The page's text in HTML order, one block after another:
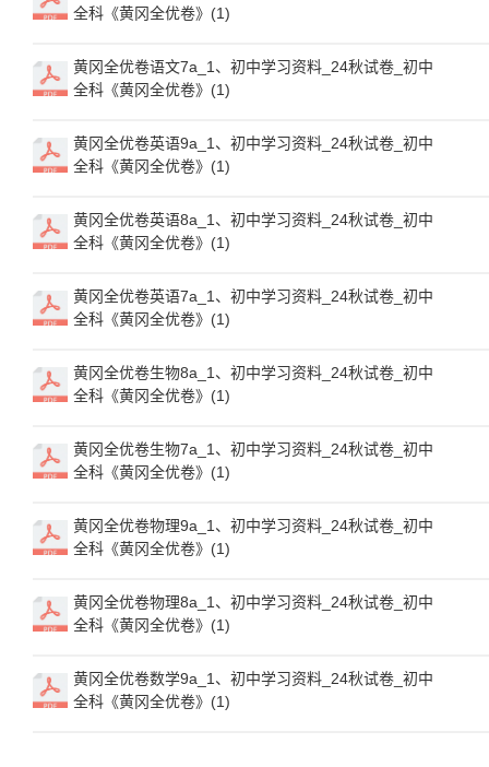
全科《黄冈全优卷》(1)
黄冈全优卷语文7a_1、初中学习资料_24秋试卷_初中
全科《黄冈全优卷》(1)
黄冈全优卷英语9a_1、初中学习资料_24秋试卷_初中
全科《黄冈全优卷》(1)
黄冈全优卷英语8a_1、初中学习资料_24秋试卷_初中
全科《黄冈全优卷》(1)
黄冈全优卷英语7a_1、初中学习资料_24秋试卷_初中
全科《黄冈全优卷》(1)
黄冈全优卷生物8a_1、初中学习资料_24秋试卷_初中
全科《黄冈全优卷》(1)
黄冈全优卷生物7a_1、初中学习资料_24秋试卷_初中
全科《黄冈全优卷》(1)
黄冈全优卷物理9a_1、初中学习资料_24秋试卷_初中
全科《黄冈全优卷》(1)
黄冈全优卷物理8a_1、初中学习资料_24秋试卷_初中
全科《黄冈全优卷》(1)
黄冈全优卷数学9a_1、初中学习资料_24秋试卷_初中
全科《黄冈全优卷》(1)